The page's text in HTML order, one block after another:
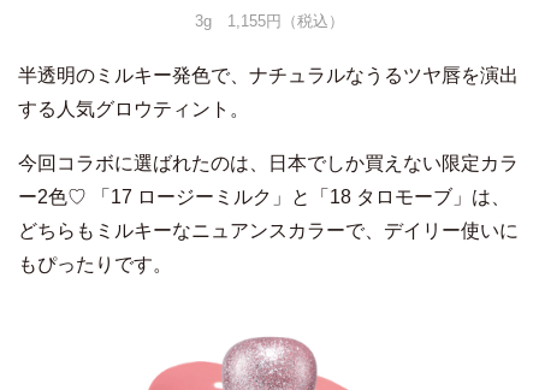
3g 1,155円（税込）
半透明のミルキー発色で、ナチュラルなうるツヤ唇を演出
する人気グロウティント。
今回コラボに選ばれたのは、日本でしか買えない限定カラ
ー2色♡ 「17 ロージーミルク」と「18 タロモーブ」は、
どちらもミルキーなニュアンスカラーで、デイリー使いに
もぴったりです。